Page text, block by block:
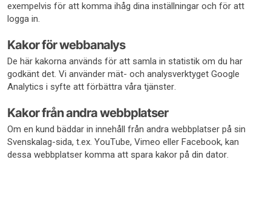
exempelvis för att komma ihåg dina inställningar och för att
logga in.
Kakor för webbanalys
De här kakorna används för att samla in statistik om du har
godkänt det. Vi använder mät- och analysverktyget Google
Analytics i syfte att förbättra våra tjänster.
Kakor från andra webbplatser
Om en kund bäddar in innehåll från andra webbplatser på sin
Svenskalag-sida, t.ex. YouTube, Vimeo eller Facebook, kan
dessa webbplatser komma att spara kakor på din dator.